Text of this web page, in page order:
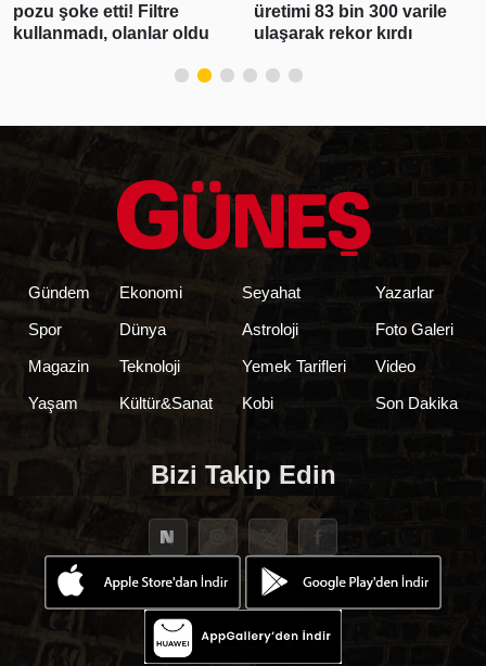
üretimi 83 bin 300 varile
ulaşarak rekor kırdı
Yüksekokullarına 3 bin
250 öğrenci alınacak
Gündem
Spor
Magazin
Yaşam
Ekonomi
Dünya
Teknoloji
Kültür&Sanat
Seyahat
Astroloji
Yemek Tarifleri
Kobi
Yazarlar
Foto Galeri
Video
Son Dakika
Bizi Takip Edin